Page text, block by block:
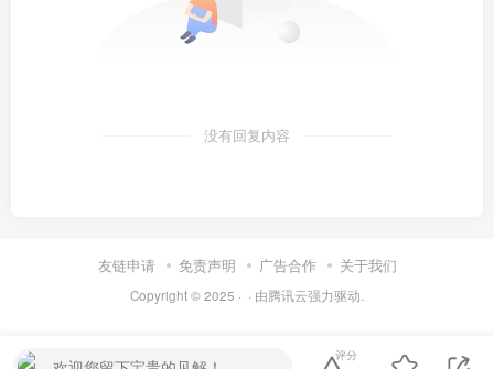
没有回复内容
友链申请 免责声明 广告合作 关于我们
Copyright © 2025 · · 由腾讯云强力驱动.
评分